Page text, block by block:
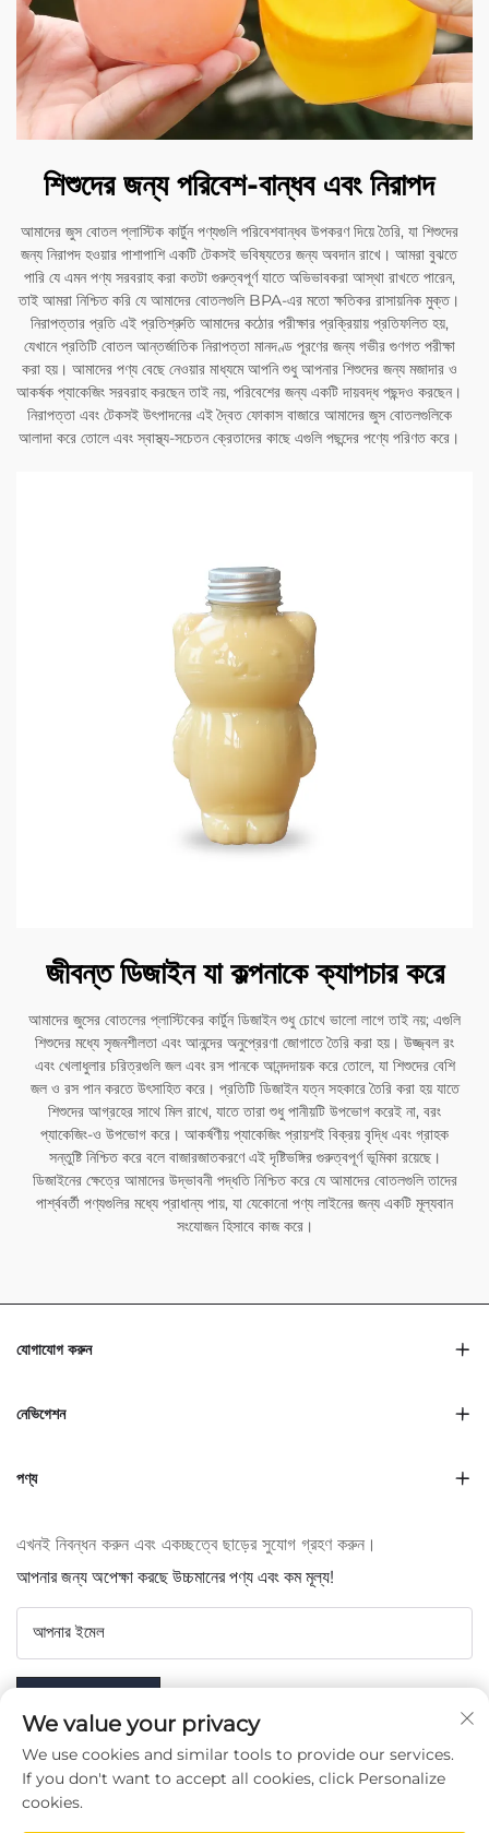
শিশুদের জন্য পরিবেশ-বান্ধব এবং নিরাপদ
আমাদের জুস বোতল প্লাস্টিক কার্টুন পণ্যগুলি পরিবেশবান্ধব উপকরণ দিয়ে তৈরি, যা শিশুদের
জন্য নিরাপদ হওয়ার পাশাপাশি একটি টেকসই ভবিষ্যতের জন্য অবদান রাখে। আমরা বুঝতে
পারি যে এমন পণ্য সরবরাহ করা কতটা গুরুত্বপূর্ণ যাতে অভিভাবকরা আস্থা রাখতে পারেন,
তাই আমরা নিশ্চিত করি যে আমাদের বোতলগুলি BPA-এর মতো ক্ষতিকর রাসায়নিক মুক্ত।
নিরাপত্তার প্রতি এই প্রতিশ্রুতি আমাদের কঠোর পরীক্ষার প্রক্রিয়ায় প্রতিফলিত হয়,
যেখানে প্রতিটি বোতল আন্তর্জাতিক নিরাপত্তা মানদণ্ড পূরণের জন্য গভীর গুণগত পরীক্ষা
করা হয়। আমাদের পণ্য বেছে নেওয়ার মাধ্যমে আপনি শুধু আপনার শিশুদের জন্য মজাদার ও
আকর্ষক প্যাকেজিং সরবরাহ করছেন তাই নয়, পরিবেশের জন্য একটি দায়বদ্ধ পছন্দও করছেন।
নিরাপত্তা এবং টেকসই উৎপাদনের এই দ্বৈত ফোকাস বাজারে আমাদের জুস বোতলগুলিকে
আলাদা করে তোলে এবং স্বাস্থ্য-সচেতন ক্রেতাদের কাছে এগুলি পছন্দের পণ্যে পরিণত করে।
জীবন্ত ডিজাইন যা কল্পনাকে ক্যাপচার করে
আমাদের জুসের বোতলের প্লাস্টিকের কার্টুন ডিজাইন শুধু চোখে ভালো লাগে তাই নয়; এগুলি
শিশুদের মধ্যে সৃজনশীলতা এবং আনন্দের অনুপ্রেরণা জোগাতে তৈরি করা হয়। উজ্জ্বল রং
এবং খেলাধুলার চরিত্রগুলি জল এবং রস পানকে আনন্দদায়ক করে তোলে, যা শিশুদের বেশি
জল ও রস পান করতে উৎসাহিত করে। প্রতিটি ডিজাইন যত্ন সহকারে তৈরি করা হয় যাতে
শিশুদের আগ্রহের সাথে মিল রাখে, যাতে তারা শুধু পানীয়টি উপভোগ করেই না, বরং
প্যাকেজিং-ও উপভোগ করে। আকর্ষণীয় প্যাকেজিং প্রায়শই বিক্রয় বৃদ্ধি এবং গ্রাহক
সন্তুষ্টি নিশ্চিত করে বলে বাজারজাতকরণে এই দৃষ্টিভঙ্গির গুরুত্বপূর্ণ ভূমিকা রয়েছে।
ডিজাইনের ক্ষেত্রে আমাদের উদ্ভাবনী পদ্ধতি নিশ্চিত করে যে আমাদের বোতলগুলি তাদের
পার্শ্ববর্তী পণ্যগুলির মধ্যে প্রাধান্য পায়, যা যেকোনো পণ্য লাইনের জন্য একটি মূল্যবান
সংযোজন হিসাবে কাজ করে।
যোগাযোগ করুন
নেভিগেশন
পণ্য
এখনই নিবন্ধন করুন এবং একচ্ছত্বে ছাড়ের সুযোগ গ্রহণ করুন।
আপনার জন্য অপেক্ষা করছে উচ্চমানের পণ্য এবং কম মূল্য!
আপনার ইমেল
আমাদের অনুসরণ করুন
We value your privacy
We use cookies and similar tools to provide our services.
If you don't want to accept all cookies, click Personalize
cookies.